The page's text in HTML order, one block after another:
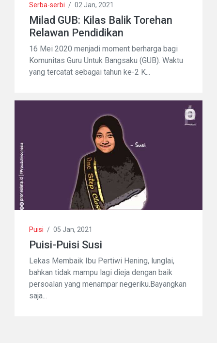
Serba-serbi / 02 Jan, 2021
Milad GUB: Kilas Balik Torehan
Relawan Pendidikan
16 Mei 2020 menjadi moment berharga bagi
Komunitas Guru Untuk Bangsaku (GUB). Waktu
yang tercatat sebagai tahun ke-2 K...
Puisi / 05 Jan, 2021
Puisi-Puisi Susi
Lekas Membaik Ibu Pertiwi Hening, lunglai,
bahkan tidak mampu lagi dieja dengan baik
persoalan yang menampar negeriku.Bayangkan
saja...